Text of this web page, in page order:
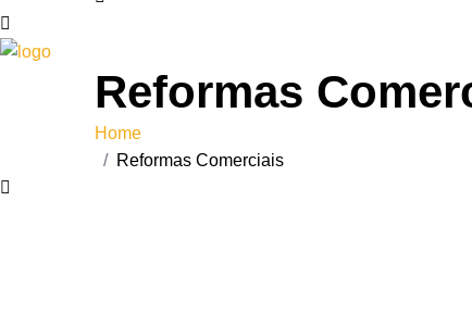
Reformas
Home
Reformas Comerciais